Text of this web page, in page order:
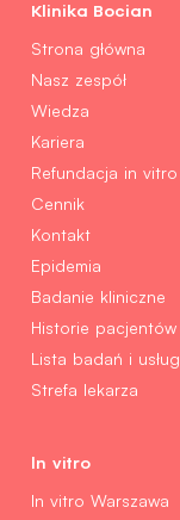
Klinika Bocian
Strona główna
Nasz zespół
Wiedza
Kariera
Refundacja in vitro
Cennik
Kontakt
Epidemia
Badanie kliniczne
Historie pacjentów
Lista badań i usług
Strefa lekarza
In vitro
In vitro Warszawa